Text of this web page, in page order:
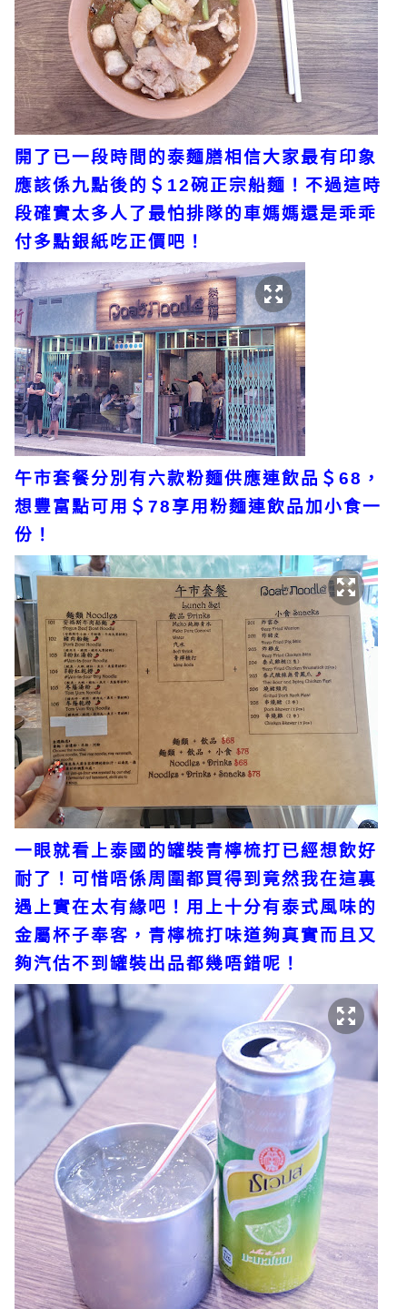
開了已一段時間的泰麵膳相信大家最有印象
應該係九點後的＄12碗正宗船麵！不過這時
段確實太多人了最怕排隊的車媽媽還是乖乖
付多點銀紙吃正價吧！
午市套餐分別有六款粉麵供應連飲品＄68，
想豐富點可用＄78享用粉麵連飲品加小食一
份！
一眼就看上泰國的罐裝青檸梳打已經想飲好
耐了！可惜唔係周圍都買得到竟然我在這裏
遇上實在太有緣吧！用上十分有泰式風味的
金屬杯子奉客，青檸梳打味道夠真實而且又
夠汽估不到罐裝出品都幾唔錯呢！